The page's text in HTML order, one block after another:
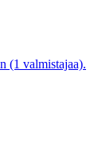
(1 valmistajaa).